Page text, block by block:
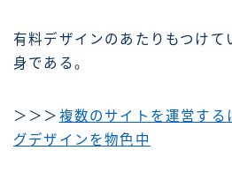
有料デザインのあたりもつけて
身である。
＞＞＞ 複数のサイトを運営する
グデザインを物色中